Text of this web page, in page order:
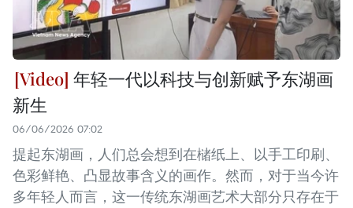
年轻一代以科技与创新赋予东湖画
新生
06/06/2026 07:02
提起东湖画，人们总会想到在槠纸上、以手工印刷、
色彩鲜艳、凸显故事含义的画作。然而，对于当今许
多年轻人而言，这一传统东湖画艺术大部分只存在于